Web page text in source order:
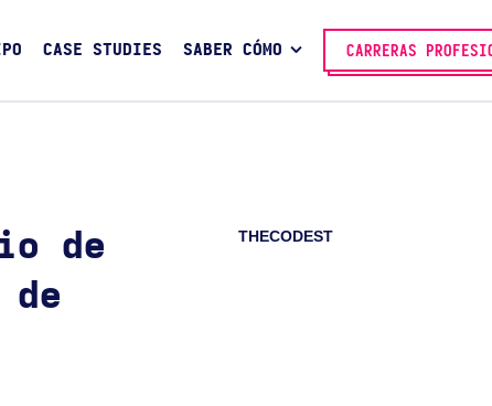
CASE STUDIES SABER CÓMO CARRERAS
de
THECODEST